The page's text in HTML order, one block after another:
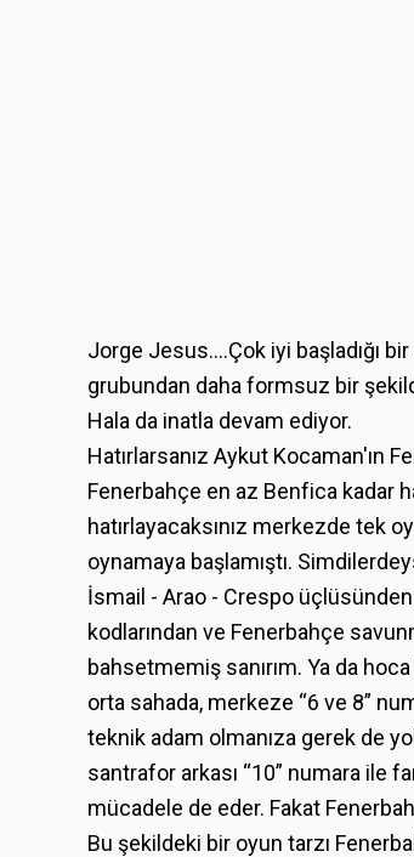
Jorge Jesus....Çok iyi başladığı
grubundan daha formsuz bir
Hala da inatla devam ediyor.
Hatırlarsanız Aykut Kocaman'ın
Fenerbahçe en az Benfica kadar
hatırlayacaksınız merkezde tek
oynamaya başlamıştı.
İsmail - Arao - Crespo
kodlarından ve Fenerbahçe
bahsetmemiş sanırım. Ya da
orta sahada, merkeze “6 ve 8”
teknik adam olmanıza gerek de
santrafor arkası “10” numara ile
mücadele de eder. Fakat
Bu şekildeki bir oyun tarzı